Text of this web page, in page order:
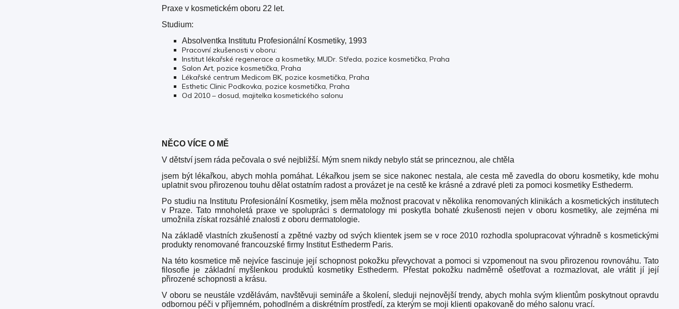
Praxe v kosmetickém oboru 22 let.
Studium:
Absolventka Institutu Profesionální Kosmetiky, 1993
Pracovní zkušenosti v oboru:
Institut lékařské regenerace a kosmetiky, MUDr. Středa, pozice kosmetička, Praha
Salon Art, pozice kosmetička, Praha
Lékařské centrum Medicom BK, pozice kosmetička, Praha
Esthetic Clinic Podkovka, pozice kosmetička, Praha
Od 2010 – dosud, majitelka kosmetického salonu
NĚCO VÍCE O MĚ
V dětství jsem ráda pečovala o své nejbližší. Mým snem nikdy nebylo stát se princeznou, ale chtěla
jsem být lékařkou, abych mohla pomáhat. Lékařkou jsem se sice nakonec nestala, ale cesta mě zavedla do oboru kosmetiky, kde mohu
uplatnit svou přirozenou touhu dělat ostatním radost a provázet je na cestě ke krásné a zdravé pleti za pomoci kosmetiky Esthederm.
Po studiu na Institutu Profesionální Kosmetiky, jsem měla možnost pracovat v několika renomovaných klinikách a kosmetických institutech
v Praze. Tato mnoholetá praxe ve spolupráci s dermatology mi poskytla bohaté zkušenosti nejen v oboru kosmetiky, ale zejména mi
umožnila získat rozsáhlé znalosti z oboru dermatologie.
Na základě vlastních zkušeností a zpětné vazby od svých klientek jsem se v roce 2010 rozhodla spolupracovat výhradně s kosmetickými
produkty renomované francouzské firmy Institut Esthederm Paris.
Na této kosmetice mě nejvíce fascinuje její schopnost pokožku převychovat a pomoci si vzpomenout na svou přirozenou rovnováhu. Tato
filosofie je základní myšlenkou produktů kosmetiky Esthederm. Přestat pokožku nadměrně ošetřovat a rozmazlovat, ale vrátit jí její
přirozené schopnosti a krásu.
V oboru se neustále vzdělávám, navštěvuji semináře a školení, sleduji nejnovější trendy, abych mohla svým klientům poskytnout opravdu
odbornou péči v příjemném, pohodlném a diskrétním prostředí, za kterým se moji klienti opakovaně do mého salonu vrací.